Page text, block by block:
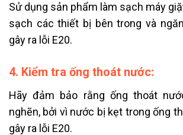
Sử dụng sản phẩm làm sạch máy
sạch các thiết bị bên trong và
gây ra lỗi E20.
4. Kiểm tra ống thoát nước:
Hãy đảm bảo rằng ống thoát
nghẽn, bởi vì nước bị kẹt trong ống
gây ra lỗi E20.